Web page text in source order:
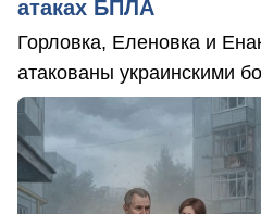
атаках БПЛА
Горловка, Еленовка и
атакованы украинскими